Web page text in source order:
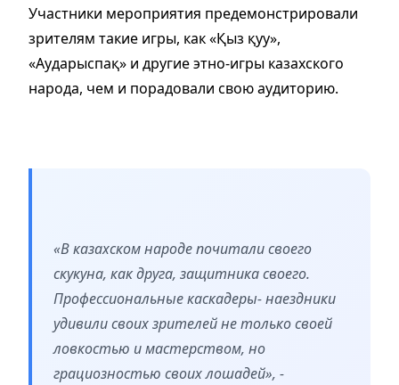
Участники мероприятия предемонстрировали
зрителям такие игры, как «Қыз қуу»,
«Аударыспақ» и другие этно-игры казахского
народа, чем и порадовали свою аудиторию.
«В казахском народе почитали своего
скукуна, как друга, защитника своего.
Профессиональные каскадеры- наездники
удивили своих зрителей не только своей
ловкостью и мастерством, но
грациозностью своих лошадей», -